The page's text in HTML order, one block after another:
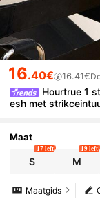
16.40€ 16.41€
Hourtrue 1
esh met
Maat
S
17 left
M
19 left
Maatgids